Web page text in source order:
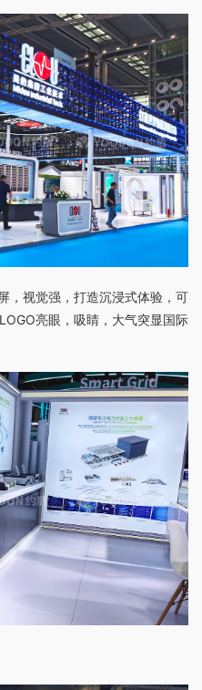
，视觉强，打造沉浸式体验，可
亮眼，吸睛，大气突显国际